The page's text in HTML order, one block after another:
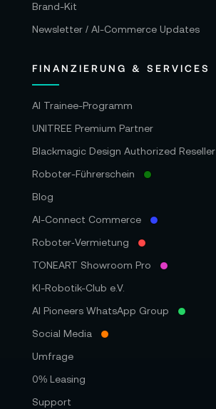
Brand-Kit
Newsletter / AI-Commerce Updates
FINANZIERUNG & SERVICES
AI Trainee-Programm
UNITREE Premium Partner
Blackmagic Design Authorized Reseller
Roboter-Führerschein
Blog
AI-Connect Commerce
Roboter‑Vermietung
TONEART Showroom Pro
KI-Robotik-Club e.V.
AI Pioneers WhatsApp Group
Social Media
Umfrage
0% Leasing
Support